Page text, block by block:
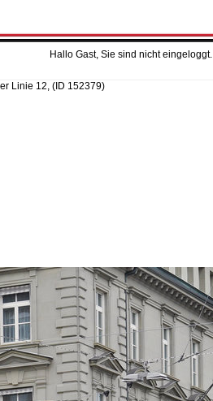
Hallo Gast, Sie sind nicht eingeloggt.
Linie 12, (ID 152379)